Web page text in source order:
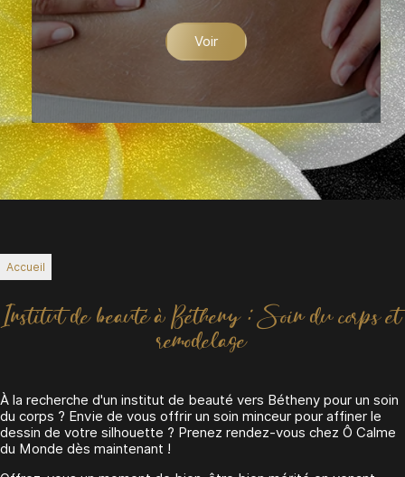
Voir
Accueil
Institut de beauté à Bétheny : Soin du corps et
remodelage
À la recherche d'un institut de beauté vers Bétheny pour un soin
du corps ? Envie de vous offrir un soin minceur pour affiner le
dessin de votre silhouette ? Prenez rendez-vous chez Ô Calme
du Monde dès maintenant !